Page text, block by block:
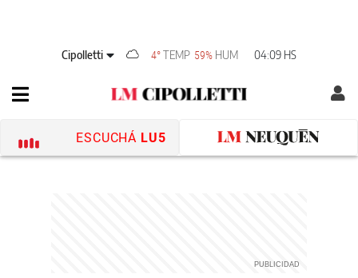
Cipolletti 4°TEMP 59% HUM 04:09 HS
ESCUCHÁ LU5